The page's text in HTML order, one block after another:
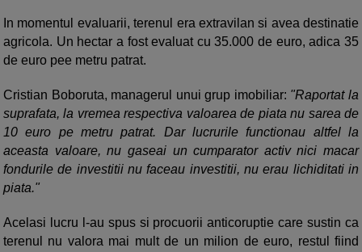
In momentul evaluarii, terenul era extravilan si avea destinatie
agricola. Un hectar a fost evaluat cu 35.000 de euro, adica 35
de euro pee metru patrat.
Cristian Boboruta, managerul unui grup imobiliar: "Raportat la
suprafata, la vremea respectiva valoarea de piata nu sarea de
10 euro pe metru patrat. Dar lucrurile functionau altfel la
aceasta valoare, nu gaseai un cumparator activ nici macar
fondurile de investitii nu faceau investitii, nu erau lichiditati in
piata."
Acelasi lucru l-au spus si procuorii anticoruptie care sustin ca
terenul nu valora mai mult de un milion de euro, restul fiind